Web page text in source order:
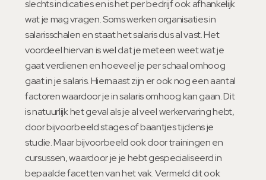
slechts indicaties en is het per bedrijf ook afhankelijk
wat je mag vragen. Soms werken organisaties in
salarisschalen en staat het salaris dus al vast. Het
voordeel hiervan is wel dat je meteen weet wat je
gaat verdienen en hoeveel je per schaal omhoog
gaat in je salaris. Hiernaast zijn er ook nog een aantal
factoren waardoor je in salaris omhoog kan gaan. Dit
is natuurlijk het geval als je al veel werkervaring hebt,
door bijvoorbeeld stages of baantjes tijdens je
studie. Maar bijvoorbeeld ook door trainingen en
cursussen, waardoor je je hebt gespecialiseerd in
bepaalde facetten van het vak. Vermeld dit ook